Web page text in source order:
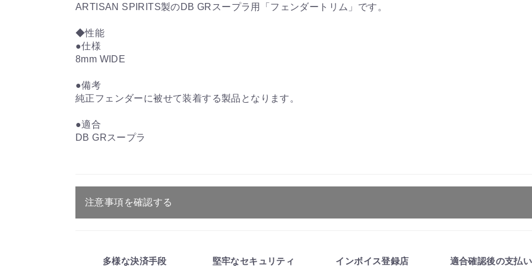
ARTISAN SPIRITS製のDB GRスープラ用「フェンダートリム」です。
◆性能
●仕様
8mm WIDE
●備考
純正フェンダーに被せて装着する製品となります。
●適合
DB GRスープラ
注意事項を確認する
多様な決済手段 堅牢なセキュリティ インボイス登録店 適合確認後の支払い